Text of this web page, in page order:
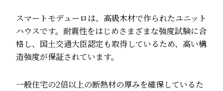
スマートモデューロは、高級木材で作られたユニット
ハウスです。耐震性をはじめさまざまな強度試験に合
格し、国土交通大臣認定も取得しているため、高い構
造強度が保証されています。
一般住宅の2倍以上の断熱材の厚みを確保しているた